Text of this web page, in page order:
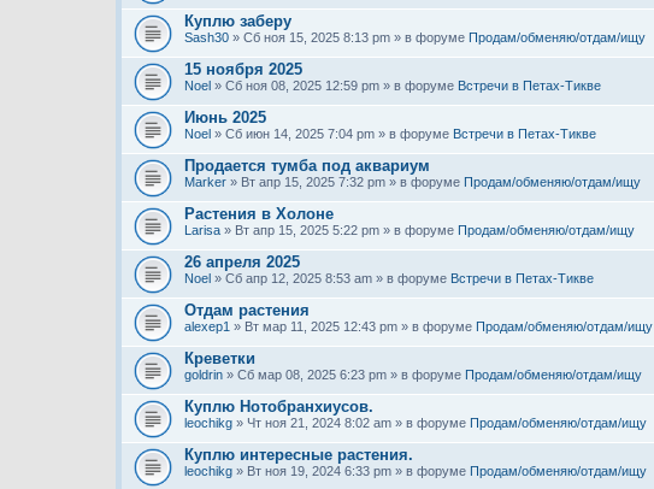
Куплю заберу
Sash30 » Сб ноя 15, 2025 8:13 pm » в форуме Продам/обменяю/отдам/ищу
15 ноября 2025
Noel » Сб ноя 08, 2025 12:59 pm » в форуме Встречи в Петах-Тикве
Июнь 2025
Noel » Сб июн 14, 2025 7:04 pm » в форуме Встречи в Петах-Тикве
Продается тумба под аквариум
Marker » Вт апр 15, 2025 7:32 pm » в форуме Продам/обменяю/отдам/ищу
Растения в Холоне
Larisa » Вт апр 15, 2025 5:22 pm » в форуме Продам/обменяю/отдам/ищу
26 апреля 2025
Noel » Сб апр 12, 2025 8:53 am » в форуме Встречи в Петах-Тикве
Отдам растения
alexep1 » Вт мар 11, 2025 12:43 pm » в форуме Продам/обменяю/отдам/ищу
Креветки
goldrin » Сб мар 08, 2025 6:23 pm » в форуме Продам/обменяю/отдам/ищу
Куплю Нотобранхиусов.
leochikg » Чт ноя 21, 2024 8:02 am » в форуме Продам/обменяю/отдам/ищу
Куплю интересные растения.
leochikg » Вт ноя 19, 2024 6:33 pm » в форуме Продам/обменяю/отдам/ищу